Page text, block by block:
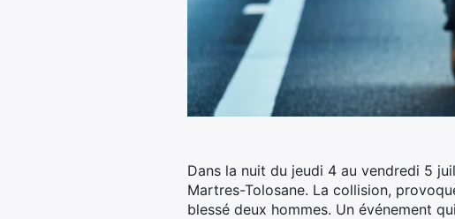
Dans la nuit du jeudi 4 au vendredi 5
Martres-Tolosane. La collision,
blessé deux hommes. Un événement